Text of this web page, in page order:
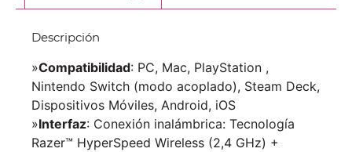
Descripción
»Compatibilidad: PC, Mac, PlayStation ,
Nintendo Switch (modo acoplado), Steam Deck,
Dispositivos Móviles, Android, iOS
»Interfaz: Conexión inalámbrica: Tecnología
Razer™ HyperSpeed Wireless (2,4 GHz) +